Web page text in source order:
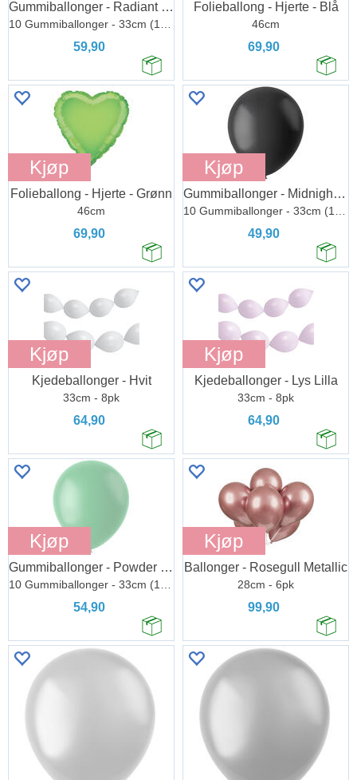
Gummiballonger - Radiant Minty Green
59,90
Folieballong - Hjerte - Blå
46cm
69,90
Kjøp
Folieballong - Hjerte - Grønn
46cm
69,90
Kjøp
Gummiballonger - Midnight Black Matt
49,90
Kjøp
Kjedeballonger - Hvit
33cm - 8pk
64,90
Kjøp
Kjedeballonger - Lys Lilla
33cm - 8pk
64,90
Kjøp
Gummiballonger - Powder Pistache Matt
54,90
Kjøp
Ballonger - Rosegull Metallic
28cm - 6pk
99,90